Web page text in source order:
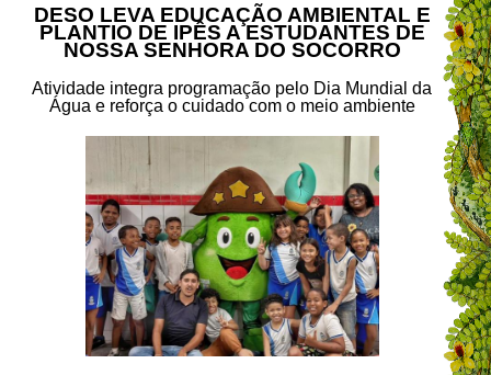
DESO LEVA EDUCAÇÃO AMBIENTAL E
PLANTIO DE IPÊS A ESTUDANTES DE
NOSSA SENHORA DO SOCORRO
Atividade integra programação pelo Dia Mundial da
Água e reforça o cuidado com o meio ambiente